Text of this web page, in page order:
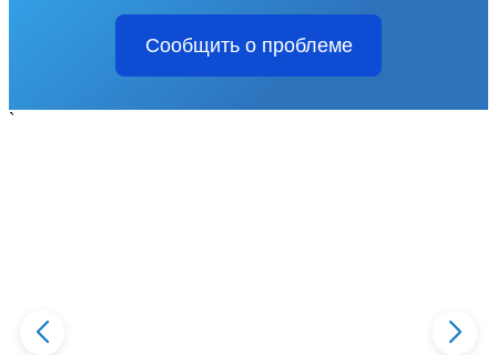
Сообщить о проблеме
`